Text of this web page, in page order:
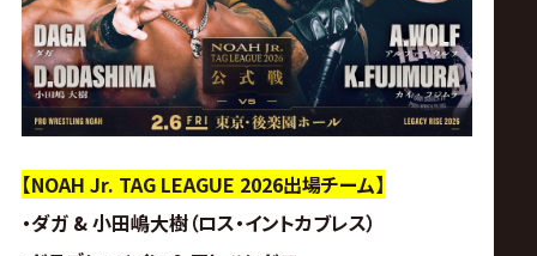
【NOAH Jr. TAG LEAGUE 2026出場チーム】
・ダガ & 小田嶋大樹（ロス・イントカブレス）